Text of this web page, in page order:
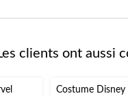
clients ont aussi
Costume Disney